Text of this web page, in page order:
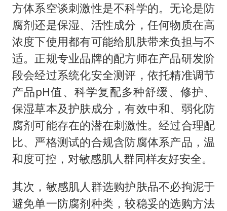
方体系空谈刺激性是不科学的。无论是防
腐剂还是保湿、活性成分，任何物质在高
浓度下使用都有可能给肌肤带来负担与不
适。正规专业品牌的配方师在产品研发阶
段会经过系统化安全测评，依托精准调节
产品pH值、科学复配多种舒缓、修护、
保湿草本及护肤成分，有效中和、弱化防
腐剂可能存在的潜在刺激性。经过合理配
比、严格测试的合规含防腐体系产品，温
和度可控，对敏感肌人群同样友好安全。
其次，敏感肌人群选购护肤品不必拘泥于
避免单一防腐剂种类，较稳妥的选购方法